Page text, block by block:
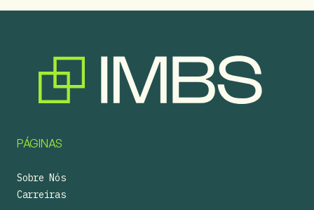
PÁGINAS
Sobre Nós
Carreiras